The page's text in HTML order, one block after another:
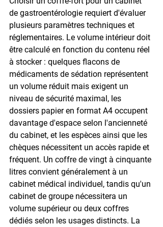
de gastroentérologie requiert d'évaluer
plusieurs paramètres techniques et
réglementaires. Le volume intérieur doit
être calculé en fonction du contenu réel
à stocker : quelques flacons de
médicaments de sédation représentent
un volume réduit mais exigent un
niveau de sécurité maximal, les
dossiers papier en format A4 occupent
davantage d'espace selon l'ancienneté
du cabinet, et les espèces ainsi que les
chèques nécessitent un accès rapide et
fréquent. Un coffre de vingt à cinquante
litres convient généralement à un
cabinet médical individuel, tandis qu'un
cabinet de groupe nécessitera un
volume supérieur ou deux coffres
dédiés selon les usages distincts. La